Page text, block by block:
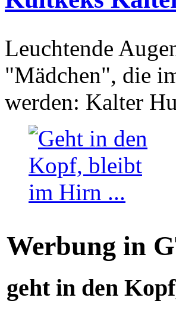
Leuchtende
"Mädchen", die
werden: Kalter
Werbung in
geht in den